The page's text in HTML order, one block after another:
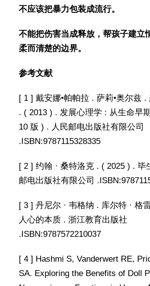
不应该把暴力包装成流行。
不能把伤害当成释放，帮孩子建立
柔而清楚的边界。
参考文献
[ 1 ] 戴安娜•帕帕拉 . 萨莉•奥尔兹 .
. ( 2013 ) . 发展心理学 : 从生命早
10 版 ) . 人民邮电出版社有限公司
.ISBN:9787115328335
[ 2 ] 约翰 · 桑特洛克 . ( 2025 ) . 毕
邮电出版社有限公司
[ 3 ] 丹尼尔 · 韦格纳 . 库尔特 · 格
人心的本质 . 浙江教育出版社
.ISBN:9787572210037
[ 4 ] Hashmi S, Vanderwert RE,
SA. Exploring the Benefits of Doll